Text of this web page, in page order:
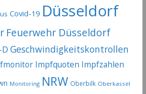
Covid-19 Düsseldorf
Feuerwehr Düsseldorf
D Geschwindigkeitskontrollen
Impfquoten Impfzahlen
Monitoring NRW Oberbilk Oberkassel